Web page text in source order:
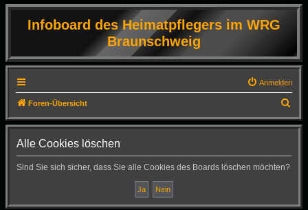
Infoboard des Heimatpflegers im WRG
Braunschweig
Anmelden
Foren-Übersicht
u
Alle Cookies löschen
Sind Sie sich sicher, dass Sie alle Cookies des Boards löschen möchten?